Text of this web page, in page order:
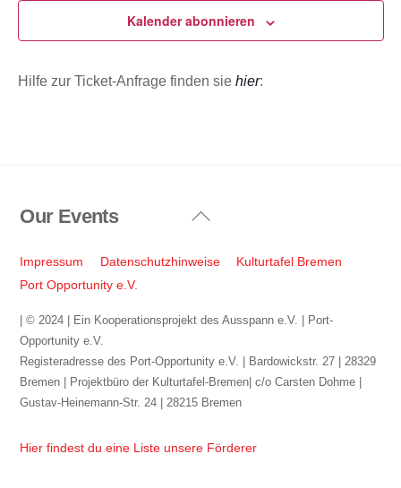
Kalender abonnieren
Hilfe zur Ticket-Anfrage finden sie hier:
Back
Top
Our Events
Impressum Datenschutzhinweise
Kulturtafel Bremen
Port Opportunity e.V.
| © 2024 | Ein Kooperationsprojekt des Ausspann e.V. | Port-
Opportunity e.V.
Registeradresse des Port-Opportunity e.V. | Bardowickstr. 27 | 28329
Bremen | Projektbüro der Kulturtafel-Bremen| c/o Carsten Dohme |
Gustav-Heinemann-Str. 24 | 28215 Bremen
Hier findest du eine Liste unsere Förderer